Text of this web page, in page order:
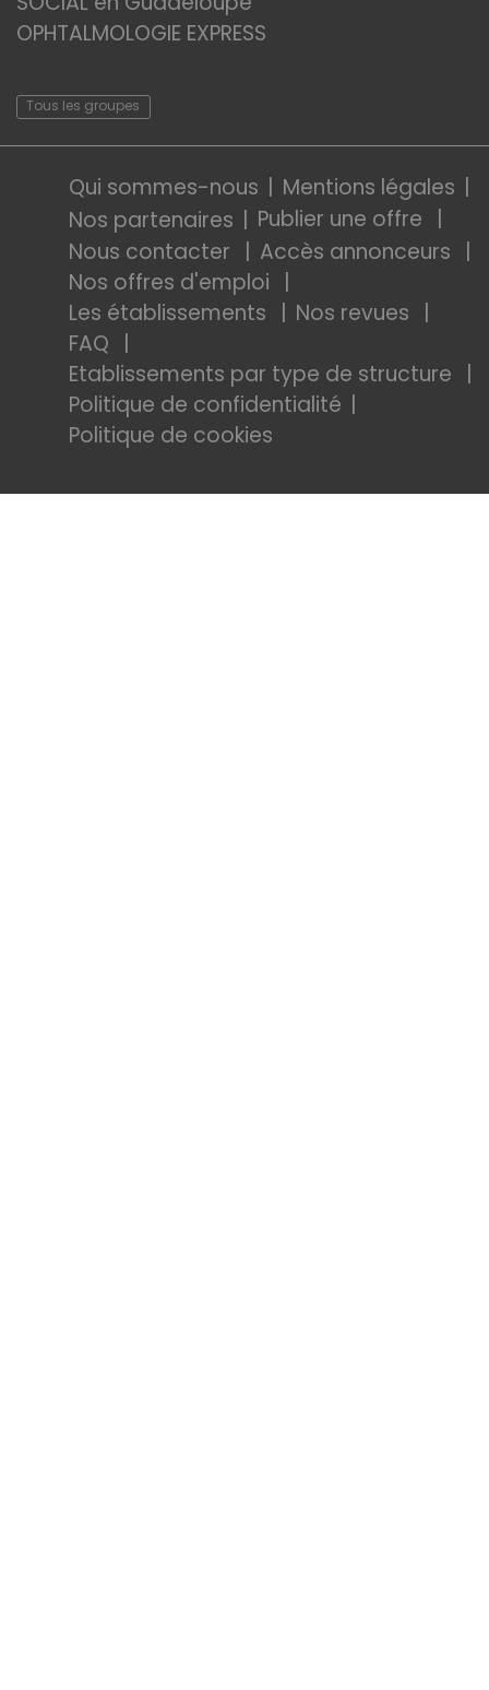
OPHTALMOLOGIE EXPRESS
Tous les groupes
Qui sommes-nous
Mentions légales
Nos partenaires
Publier une offre
Nous contacter
Accès annonceurs
Nos offres d'emploi
Les établissements
Nos revues
FAQ
Etablissements par type de structure
Politique de confidentialité
Politique de cookies